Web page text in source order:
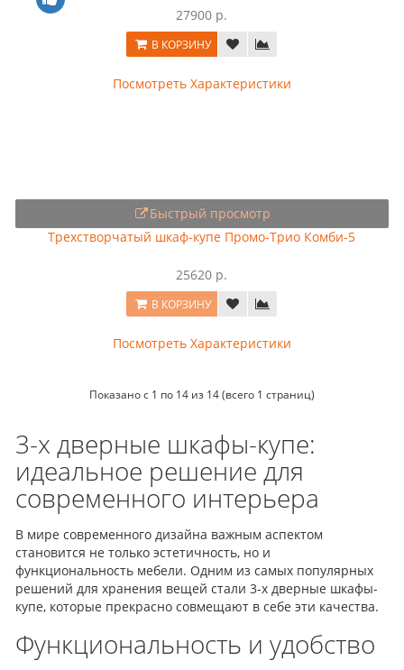
27900 р.
В КОРЗИНУ
Посмотреть Характеристики
Быстрый просмотр
Трехстворчатый шкаф-купе Промо-Трио Комби-5
25620 р.
В КОРЗИНУ
Посмотреть Характеристики
Показано с 1 по 14 из 14 (всего 1 страниц)
3-х дверные шкафы-купе:
идеальное решение для
современного интерьера
В мире современного дизайна важным аспектом
становится не только эстетичность, но и
функциональность мебели. Одним из самых популярных
решений для хранения вещей стали 3-х дверные шкафы-
купе, которые прекрасно совмещают в себе эти качества.
Функциональность и удобство